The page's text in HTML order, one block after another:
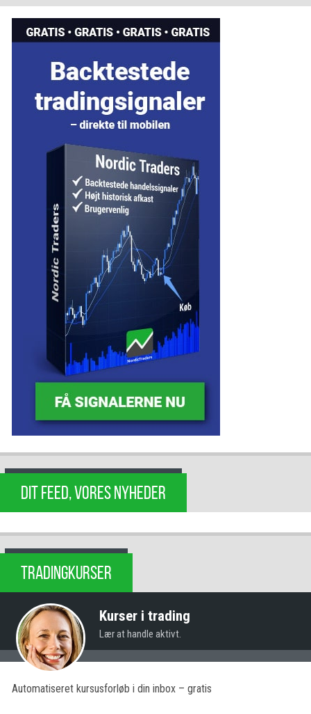
DIT FEED, VORES NYHEDER
TRADINGKURSER
Kurser i trading
Lær at handle aktivt.
Automatiseret kursusforløb i din inbox – gratis